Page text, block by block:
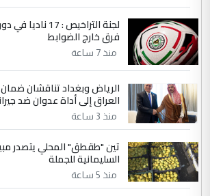
فرق خارج الضوابط
منذ 7 ساعة
الرياض وبغداد تناقشان
العراق إلى أداة عدوان ضد
منذ 3 ساعة
تين "طقطق" المحلي يتصدر
السليمانية للجملة
منذ 5 ساعة